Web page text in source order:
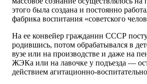
этого была создана и постоянно
фабрика воспитания «советского
На ее конвейер гражданин СССР
родившись, потом обрабатывался в
вузе или на производстве и даже на
ЖЭКа или на лавочке у подъезда —
действием агитационно-